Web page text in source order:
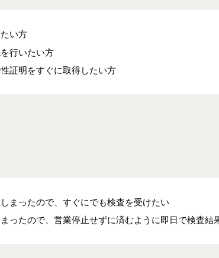
い方
行いたい方
証明をすぐに取得したい方
まったので、すぐにでも検査を受けたい
ったので、営業停止せずに済むように即日で検査結